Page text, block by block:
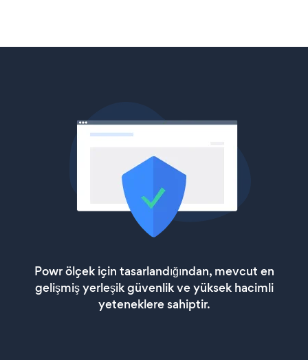
Powr ölçek için tasarlandığından, mevcut en
gelişmiş yerleşik güvenlik ve yüksek hacimli
yeteneklere sahiptir.